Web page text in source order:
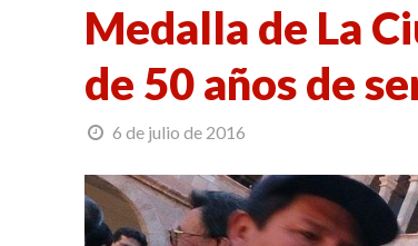
Medalla de La
de 50 años de
6 de julio de 2016